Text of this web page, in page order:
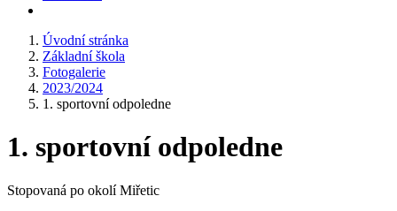
Úvodní stránka
Základní škola
Fotogalerie
2023/2024
1. sportovní odpoledne
1. sportovní odpoledne
Stopovaná po okolí Miřetic